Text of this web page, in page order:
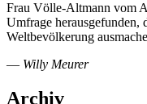
Frau Völle-Altmann vom
Umfrage herausgefunden,
Weltbevölkerung
— Willy Meurer
Archiv